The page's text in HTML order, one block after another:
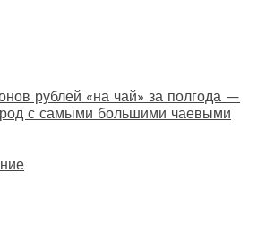
рублей «на чай» за полгода —
с самыми большими чаевыми